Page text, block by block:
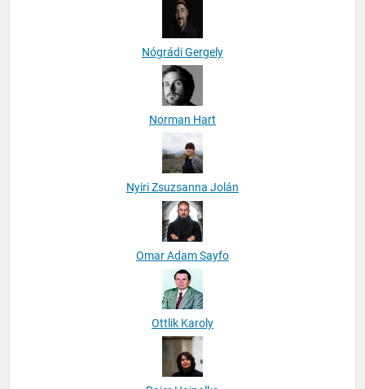
Nógrádi Gergely
Norman Hart
Nyiri Zsuzsanna Jolán
Omar Adam Sayfo
Ottlik Karoly